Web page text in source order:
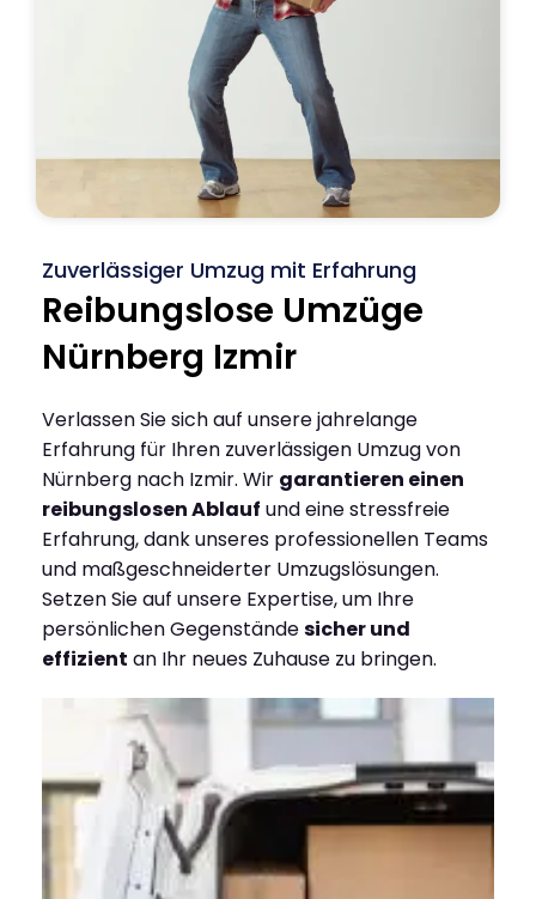
Zuverlässiger Umzug mit Erfahrung
Reibungslose Umzüge
Nürnberg Izmir
Verlassen Sie sich auf unsere jahrelange
Erfahrung für Ihren zuverlässigen Umzug von
Nürnberg nach Izmir. Wir garantieren einen
reibungslosen Ablauf und eine stressfreie
Erfahrung, dank unseres professionellen Teams
und maßgeschneiderter Umzugslösungen.
Setzen Sie auf unsere Expertise, um Ihre
persönlichen Gegenständesicher und
effizient an Ihr neues Zuhause zu bringen.